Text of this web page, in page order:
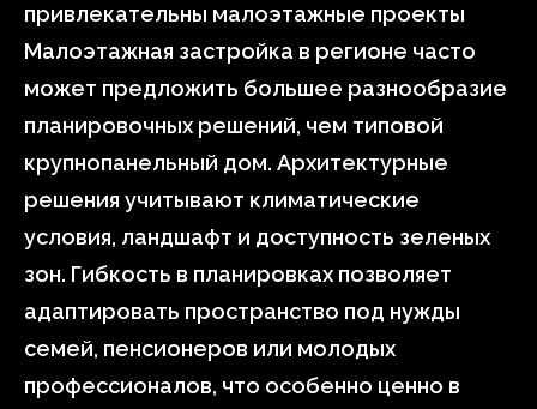
привлекательны малоэтажные проекты
Малоэтажная застройка в регионе часто
может предложить большее разнообразие
планировочных решений, чем типовой
крупнопанельный дом. Архитектурные
решения учитывают климатические
условия, ландшафт и доступность зеленых
зон. Гибкость в планировках позволяет
адаптировать пространство под нужды
семей, пенсионеров или молодых
профессионалов, что особенно ценно в